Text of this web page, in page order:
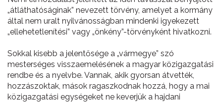
„átláthatóságinak” nevezett törvény, amelyet a kormány
által nem uralt nyilvánosságban mindenki igyekezett
„ellehetetlenítési” vagy „önkény”-törvényként hivatkozni.
Sokkal kisebb a jelentősége a „vármegye” szó
mesterséges visszaemelésének a magyar közigazgatási
rendbe és a nyelvbe. Vannak, akik gyorsan átvették,
hozzászoktak, mások ragaszkodnak hozzá, hogy a mai
közigazgatási egységeket ne keverjük a hajdani